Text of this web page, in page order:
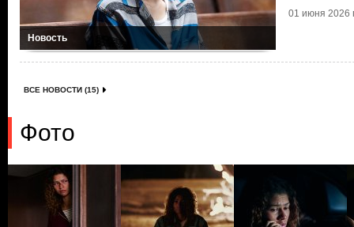
Новость
01 июня 2026
ВСЕ НОВОСТИ (15)
Фото